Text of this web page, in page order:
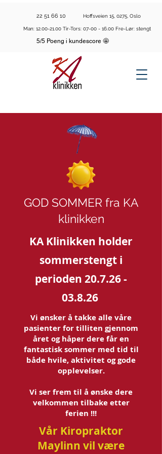
22 51 66 10 Hoffsveien 15, 0275, Oslo
Man: 12.00-21.00 Tir-Tors: 07-00 - 16.00 Fre-Lør: stengt
5/5 Poeng i kundescore 🤩
GOD SOMMER fra KA
klinikken
KA Klinikken holder
sommerstengt i
perioden 20.7.26 -
03.8.26
Vi ønsker å takke alle våre
pasienter for tilliten gjennom
året og håper dere får en
fantastisk sommer med tid til
både hvile, aktivitet og gode
opplevelser.
Vi ser frem til å ønske dere
velkommen tilbake etter
ferien !!!
Vår Kiropraktor
Maylinn vil være